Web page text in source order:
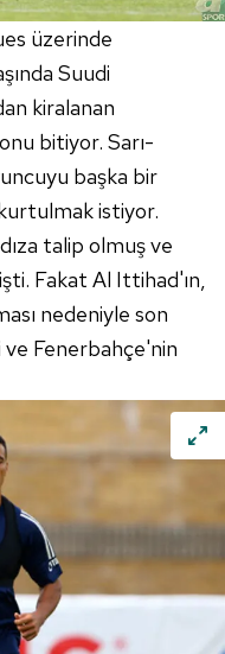
daha işlevsel
yönelik
amaçlarıyla
kullanılacaktır.
yer alan panel
ilişkin detaylı bilgi
Bilgilendirme
Kanunu uyarınca
ve sitemizde
çerezlerle ilgili bilgi
üzerinde
Suudi
kiralanan
bitiyor. Sarı-
başka bir
istiyor.
talip olmuş ve
Fakat Al Ittihad'ın,
nedeniyle son
Fenerbahçe'nin